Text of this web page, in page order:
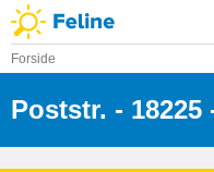
Forside
Poststr. - 18225